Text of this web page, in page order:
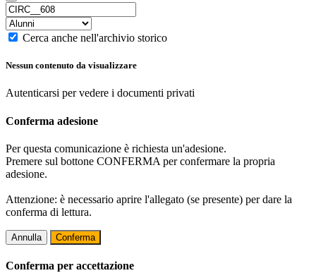
Cerca anche nell'archivio storico
Nessun contenuto da visualizzare
Autenticarsi per vedere i documenti privati
Conferma adesione
Per questa comunicazione è richiesta un'adesione.
Premere sul bottone CONFERMA per confermare la propria
adesione.
Attenzione: è necessario aprire l'allegato (se presente) per dare la
conferma di lettura.
Annulla Conferma
Conferma per accettazione